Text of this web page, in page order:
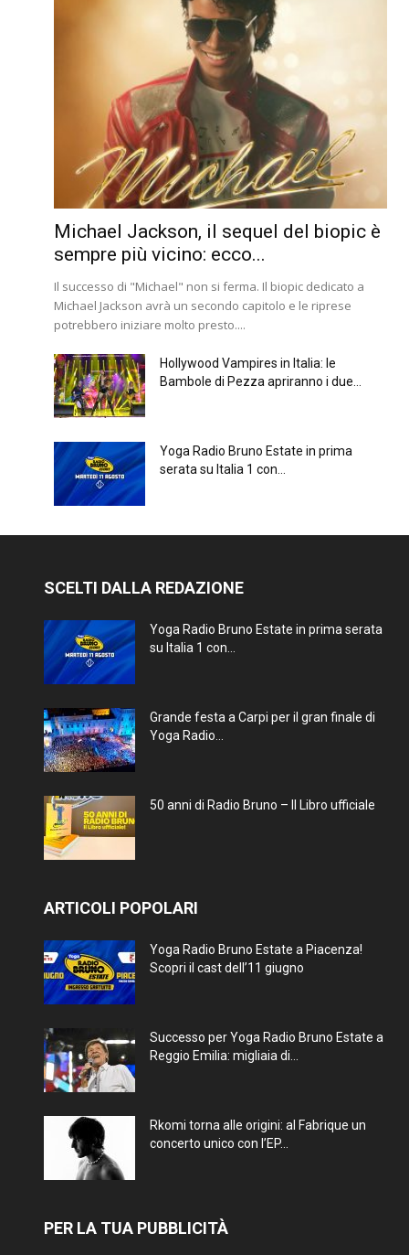
Michael Jackson, il sequel del biopic è
sempre più vicino: ecco...
Il successo di "Michael" non si ferma. Il biopic dedicato a
Michael Jackson avrà un secondo capitolo e le riprese
potrebbero iniziare molto presto....
Hollywood Vampires in Italia: le
Bambole di Pezza apriranno i due...
Yoga Radio Bruno Estate in prima
serata su Italia 1 con...
SCELTI DALLA REDAZIONE
Yoga Radio Bruno Estate in prima serata
su Italia 1 con...
Grande festa a Carpi per il gran finale di
Yoga Radio...
50 anni di Radio Bruno – Il Libro ufficiale
ARTICOLI POPOLARI
Yoga Radio Bruno Estate a Piacenza!
Scopri il cast dell’11 giugno
Successo per Yoga Radio Bruno Estate a
Reggio Emilia: migliaia di...
Rkomi torna alle origini: al Fabrique un
concerto unico con l’EP...
PER LA TUA PUBBLICITÀ